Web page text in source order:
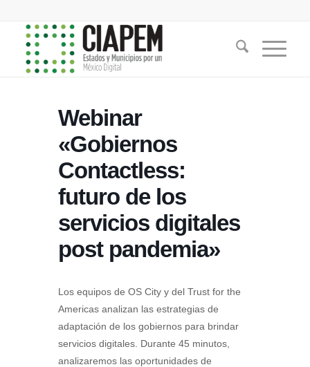
Webinar
«Gobiernos
Contactless:
futuro de los
servicios digitales
post pandemia»
Los equipos de OS City y del Trust for the
Americas analizan las estrategias de
adaptación de los gobiernos para brindar
servicios digitales. Durante 45 minutos,
analizaremos las oportunidades de